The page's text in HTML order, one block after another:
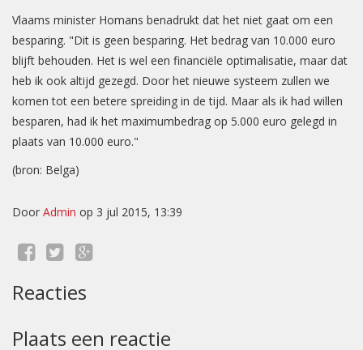
Vlaams minister Homans benadrukt dat het niet gaat om een
besparing. "Dit is geen besparing. Het bedrag van 10.000 euro
blijft behouden. Het is wel een financiële optimalisatie, maar dat
heb ik ook altijd gezegd. Door het nieuwe systeem zullen we
komen tot een betere spreiding in de tijd. Maar als ik had willen
besparen, had ik het maximumbedrag op 5.000 euro gelegd in
plaats van 10.000 euro."
(bron: Belga)
Door Admin op 3 jul 2015, 13:39
Reacties
Plaats een reactie